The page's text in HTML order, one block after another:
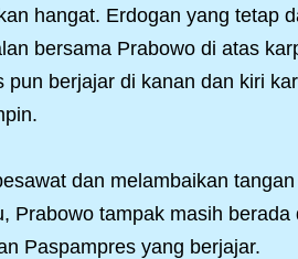
hangat. Erdogan yang tetap
bersama Prabowo di atas
berjajar di kanan dan kiri
dan melambaikan
Prabowo tampak masih berada
Paspampres yang berjajar.